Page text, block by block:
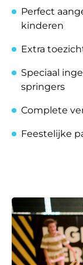
Perfect
kinderen
Extra
Speciaal
springers
Complete
Feestelijke